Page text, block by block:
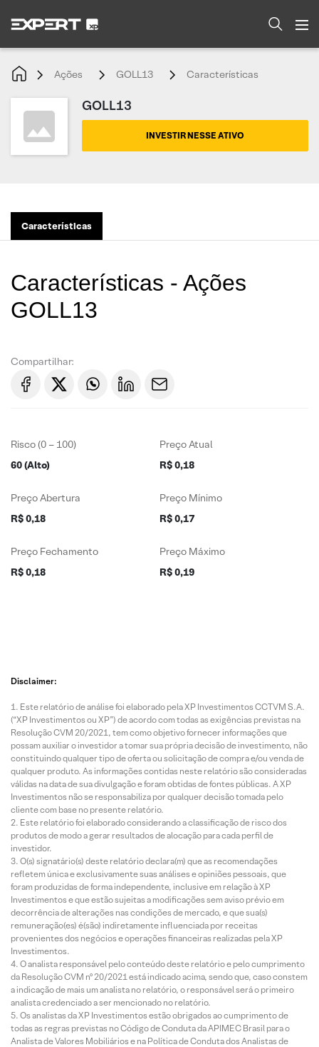
Ações GOLL13 Características
GOLL13
INVESTIR NESSE ATIVO
Características
Características - Ações
GOLL13
Compartilhar:
Risco (0 – 100)
60 (Alto)
Preço Atual
R$ 0,18
Preço Abertura
R$ 0,18
Preço Mínimo
R$ 0,17
Preço Fechamento
R$ 0,18
Preço Máximo
R$ 0,19
Disclaimer:
Este relatório de análise foi elaborado pela XP Investimentos CCTVM S.A.
(“XP Investimentos ou XP”) de acordo com todas as exigências previstas na
Resolução CVM 20/2021, tem como objetivo fornecer informações que
possam auxiliar o investidor a tomar sua própria decisão de investimento, não
constituindo qualquer tipo de oferta ou solicitação de compra e/ou venda de
qualquer produto. As informações contidas neste relatório são consideradas
válidas na data de sua divulgação e foram obtidas de fontes públicas. A XP
Investimentos não se responsabiliza por qualquer decisão tomada pelo
cliente com base no presente relatório.
Este relatório foi elaborado considerando a classificação de risco dos
produtos de modo a gerar resultados de alocação para cada perfil de
investidor.
O(s) signatário(s) deste relatório declara(m) que as recomendações
refletem única e exclusivamente suas análises e opiniões pessoais, que
foram produzidas de forma independente, inclusive em relação à XP
Investimentos e que estão sujeitas a modificações sem aviso prévio em
decorrência de alterações nas condições de mercado, e que sua(s)
remuneração(es) é(são) indiretamente influenciada por receitas
provenientes dos negócios e operações financeiras realizadas pela XP
Investimentos.
O analista responsável pelo conteúdo deste relatório e pelo cumprimento
da Resolução CVM nº 20/2021 está indicado acima, sendo que, caso constem
a indicação de mais um analista no relatório, o responsável será o primeiro
analista credenciado a ser mencionado no relatório.
Os analistas da XP Investimentos estão obrigados ao cumprimento de
todas as regras previstas no Código de Conduta da APIMEC Brasil para o
Analista de Valores Mobiliários e na Política de Conduta dos Analistas de